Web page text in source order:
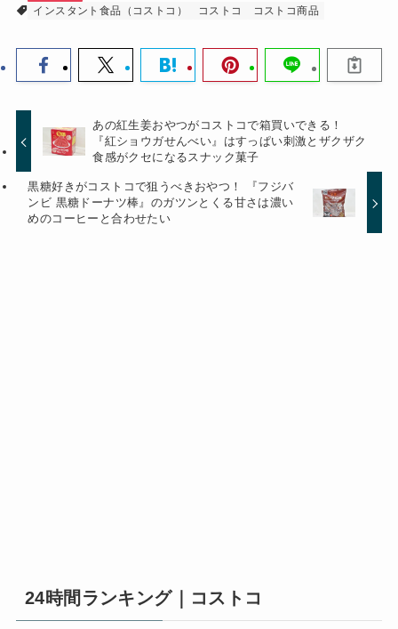
インスタント食品（コストコ）
コストコ コストコ商品
あの紅生姜おやつがコストコで箱買いできる！
『紅ショウガせんべい』はすっぱい刺激とザクザク
食感がクセになるスナック菓子
黒糖好きがコストコで狙うべきおやつ！ 『フジバ
ンビ 黒糖ドーナツ棒』のガツンとくる甘さは濃い
めのコーヒーと合わせたい
24時間ランキング｜コストコ